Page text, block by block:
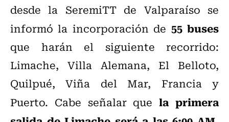
desde la SeremiTT de Valparaíso se
informó la incorporación de 55 buses
que harán el siguiente recorrido:
Limache, Villa Alemana, El Belloto,
Quilpué, Viña del Mar, Francia y
Puerto. Cabe señalar que la primera